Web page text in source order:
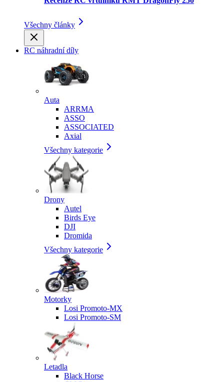
Všechny články
RC náhradní díly
Auta
ARRMA
ASSO
ASSOCIATED
Axial
Všechny kategorie
Drony
Autel
Birds Eye
DJI
Dromida
Všechny kategorie
Motorky
Losi Promoto-MX
Losi Promoto-SM
Letadla
Black Horse